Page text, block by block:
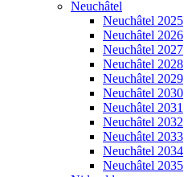
Neuchâtel
Neuchâtel 2025
Neuchâtel 2026
Neuchâtel 2027
Neuchâtel 2028
Neuchâtel 2029
Neuchâtel 2030
Neuchâtel 2031
Neuchâtel 2032
Neuchâtel 2033
Neuchâtel 2034
Neuchâtel 2035